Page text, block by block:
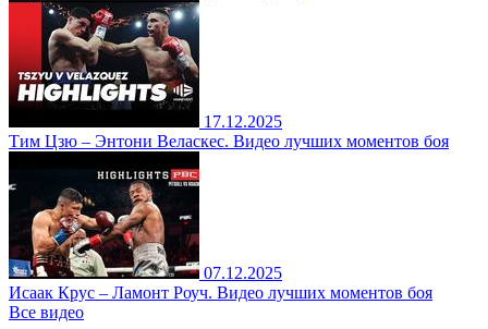
17.12.2025
Тим Цзю – Энтони Веласкес. Видео лучших моментов боя
07.12.2025
Исаак Крус – Ламонт Роуч. Видео лучших моментов боя
Все видео